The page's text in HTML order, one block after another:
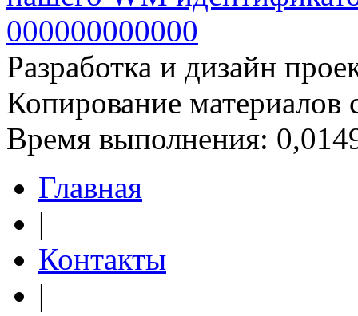
Разработка и дизайн
Копирование материалов
Время выполнения:
Главная
|
Контакты
|